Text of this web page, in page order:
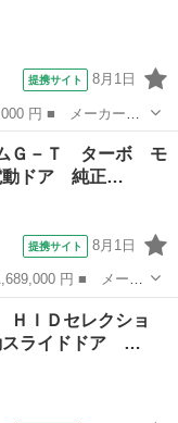
提携サイト 8月1日
ッド ■ グレード
Ｄ ＥＴＣ ＡＷ
ムＧ－Ｔ ターボ モ
動ドア 純正…
提携サイト 8月1日
ド名： カスタム
ア 純正ナビ バッ
ＨＩＤセレクショ
ライドドア …